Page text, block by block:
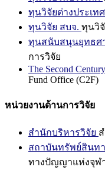
ทุนวิจัยต่างประเทศ
ทุนวิจัย สบจ. ทุนวิ
ทุนสนับสนุนยุทธศ
การวิจัย
The Second
Fund Office (C2F)
หน่วยงานด้านการวิจัย
สำนักบริหารวิจัย
สถาบันทรัพย์สินท
ทางปัญญาแห่งจุฬ